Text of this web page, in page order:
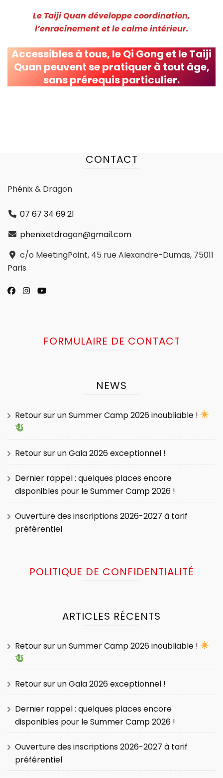
Le Taiji Quan développe coordination,
l’enracinement et le calme intérieur.
Accessibles à tous, le Qi Gong et le Taiji
Quan peuvent se pratiquer à tout âge,
sans prérequis particulier.
CONTACT
Phénix & Dragon
07 67 34 69 21
phenixetdragon@gmail.com
c/o MeetingPoint, 45 rue Alexandre-Dumas, 75011
Paris
FORMULAIRE DE CONTACT
NEWS
Retour sur un Summer Camp 2026 inoubliable !
Retour sur un Gala 2026 exceptionnel !
Dernier rappel : quelques places encore
disponibles pour le Summer Camp 2026 !
Ouverture des inscriptions 2026-2027 à tarif
préférentiel
POLITIQUE DE CONFIDENTIALITÉ
ARTICLES RÉCENTS
Retour sur un Summer Camp 2026 inoubliable !
Retour sur un Gala 2026 exceptionnel !
Dernier rappel : quelques places encore
disponibles pour le Summer Camp 2026 !
Ouverture des inscriptions 2026-2027 à tarif
préférentiel